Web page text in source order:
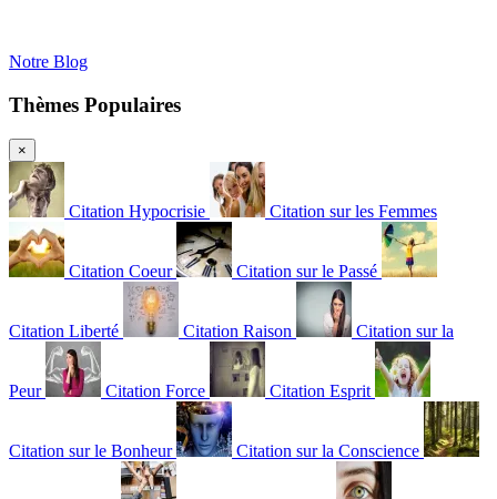
Notre Blog
Thèmes Populaires
×
Citation Hypocrisie Citation sur les Femmes
Citation Coeur Citation sur le Passé
Citation Liberté Citation Raison Citation sur la
Peur Citation Force Citation Esprit
Citation sur le Bonheur Citation sur la Conscience